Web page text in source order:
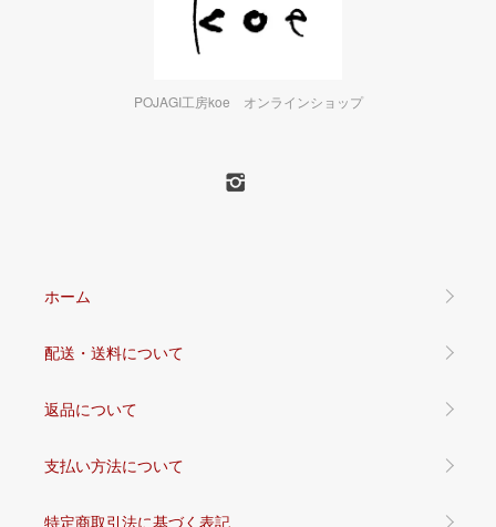
POJAGI工房koe オンラインショップ
ホーム
配送・送料について
返品について
支払い方法について
特定商取引法に基づく表記